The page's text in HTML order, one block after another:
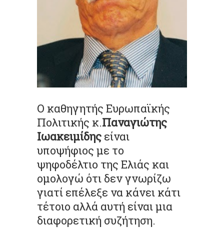
Ο καθηγητής Ευρωπαϊκής
Πολιτικής κ.Παναγιώτης
Ιωακειμίδης είναι
υποψήφιος με το
ψηφοδέλτιο της Ελιάς και
ομολογώ ότι δεν γνωρίζω
γιατί επέλεξε να κάνει κάτι
τέτοιο αλλά αυτή είναι μια
διαφορετική συζήτηση.